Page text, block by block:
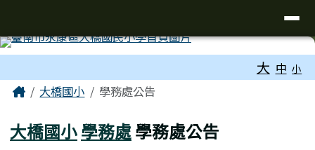
大 中 小
主內容區域
Home大橋國小 學務處公告
大橋國小學務處學務處公告
頁尾區域